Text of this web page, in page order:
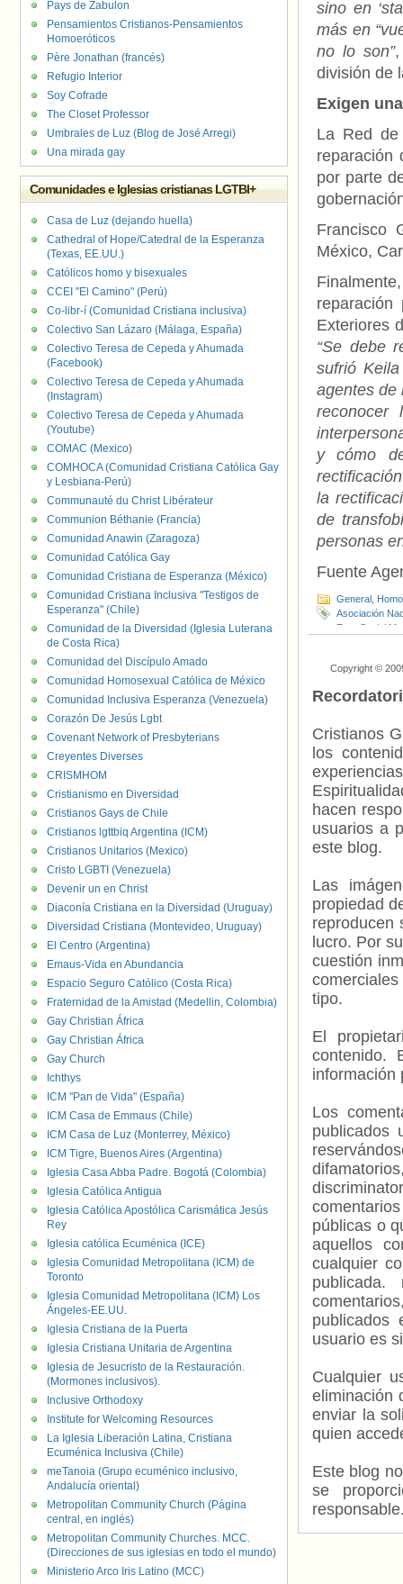
sino en
más en
no lo son”
división de
Exigen
La Red de
reparación
por parte
Francisco
México,
Exteriores
“Se debe
sufrió
agentes de
y cómo
la
de
personas
Fuente
General
Asociación
Foro Social
Copyright ©
Cristianos
los
hacen
usuarios a
este blog.
Las
propiedad
reproducen
lucro. Por
cuestión
tipo.
El
contenido.
información
Los
publicados
públicas o
aquellos
cualquier
usuario es
Cualquier
eliminación
enviar la
quien
Este blog
se
Pays de Zabulon
Pensamientos Cristianos-Pensamientos
Homoeróticos
Père Jonathan (francés)
Refugio Interior
Soy Cofrade
The Closet Professor
Umbrales de Luz (Blog de José Arregi)
Una mirada gay
Comunidades e Iglesias cristianas LGTBI+
Casa de Luz (dejando huella)
Cathedral of Hope/Catedral de la Esperanza
(Texas, EE.UU.)
Católicos homo y bisexuales
CCEI "El Camino" (Perú)
Co-libr-í (Comunidad Cristiana inclusiva)
Colectivo San Lázaro (Málaga, España)
Colectivo Teresa de Cepeda y Ahumada
(Facebook)
Colectivo Teresa de Cepeda y Ahumada
(Instagram)
Colectivo Teresa de Cepeda y Ahumada
(Youtube)
COMAC (Mexico)
COMHOCA (Comunidad Cristiana Católica Gay
y Lesbiana-Perú)
Communauté du Christ Libérateur
Communion Béthanie (Francia)
Comunidad Anawin (Zaragoza)
Comunidad Católica Gay
Comunidad Cristiana de Esperanza (México)
Comunidad Cristiana Inclusiva "Testigos de
Esperanza" (Chile)
Comunidad de la Diversidad (Iglesia Luterana
de Costa Rica)
Comunidad del Discípulo Amado
Comunidad Homosexual Católica de México
Comunidad Inclusiva Esperanza (Venezuela)
Corazón De Jesús Lgbt
Covenant Network of Presbyterians
Creyentes Diverses
CRISMHOM
Cristianismo en Diversidad
Cristianos Gays de Chile
Cristianos lgttbiq Argentina (ICM)
Cristianos Unitarios (Mexico)
Cristo LGBTI (Venezuela)
Devenir un en Christ
Diaconía Cristiana en la Diversidad (Uruguay)
Diversidad Cristiana (Montevideo, Uruguay)
El Centro (Argentina)
Emaus-Vida en Abundancia
Espacio Seguro Católico (Costa Rica)
Fraternidad de la Amistad (Medellin, Colombia)
Gay Christian África
Gay Christian África
Gay Church
Ichthys
ICM "Pan de Vida" (España)
ICM Casa de Emmaus (Chile)
ICM Casa de Luz (Monterrey, México)
ICM Tigre, Buenos Aires (Argentina)
Iglesia Casa Abba Padre. Bogotá (Colombia)
Iglesia Católica Antigua
Iglesia Católica Apostólica Carismática Jesús
Rey
Iglesia católica Ecuménica (ICE)
Iglesia Comunidad Metropolitana (ICM) de
Toronto
Iglesia Comunidad Metropolitana (ICM) Los
Ángeles-EE.UU.
Iglesia Cristiana de la Puerta
Iglesia Cristiana Unitaria de Argentina
Iglesia de Jesucristo de la Restauración.
(Mormones inclusivos).
Inclusive Orthodoxy
Institute for Welcoming Resources
La Iglesia Liberación Latina, Cristiana
Ecuménica Inclusiva (Chile)
meTanoia (Grupo ecuménico inclusivo,
Andalucía oriental)
Metropolitan Community Church (Página
central, en inglés)
Metropolitan Community Churches. MCC.
(Direcciones de sus iglesias en todo el mundo)
Ministerio Arco Iris Latino (MCC)